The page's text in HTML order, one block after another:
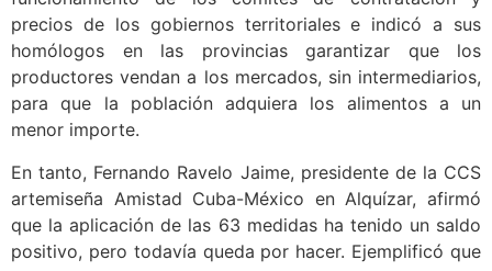
precios de los gobiernos territoriales e indicó a sus
homólogos en las provincias garantizar que los
productores vendan a los mercados, sin intermediarios,
para que la población adquiera los alimentos a un
menor importe.
En tanto, Fernando Ravelo Jaime, presidente de la CCS
artemiseña Amistad Cuba-México en Alquízar, afirmó
que la aplicación de las 63 medidas ha tenido un saldo
positivo, pero todavía queda por hacer. Ejemplificó que